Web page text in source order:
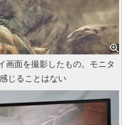
画面を撮影したもの。モニタ
じることはない